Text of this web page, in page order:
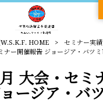
HOME
> セミナー実績
ナー開催報告 ジョージア・バツミ
大会・セミ
ージア・バ